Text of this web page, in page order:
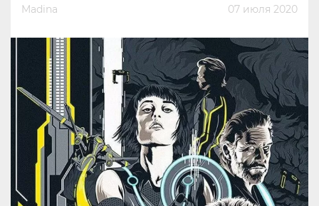
Madina 07 июля 2020